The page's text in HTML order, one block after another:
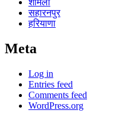
शामली
सहारनपुर
हरियाणा
Meta
Log in
Entries feed
Comments feed
WordPress.org